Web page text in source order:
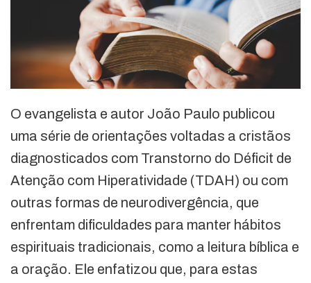
O evangelista e autor João Paulo publicou
uma série de orientações voltadas a cristãos
diagnosticados com Transtorno do Déficit de
Atenção com Hiperatividade (TDAH) ou com
outras formas de neurodivergência, que
enfrentam dificuldades para manter hábitos
espirituais tradicionais, como a leitura bíblica e
a oração. Ele enfatizou que, para estas